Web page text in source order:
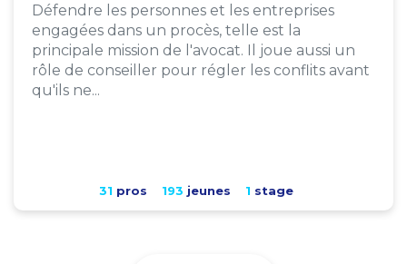
Défendre les personnes et les entreprises
engagées dans un procès, telle est la
principale mission de l'avocat. Il joue aussi un
rôle de conseiller pour régler les conflits avant
qu'ils ne...
31 pros 193 jeunes 1 stage